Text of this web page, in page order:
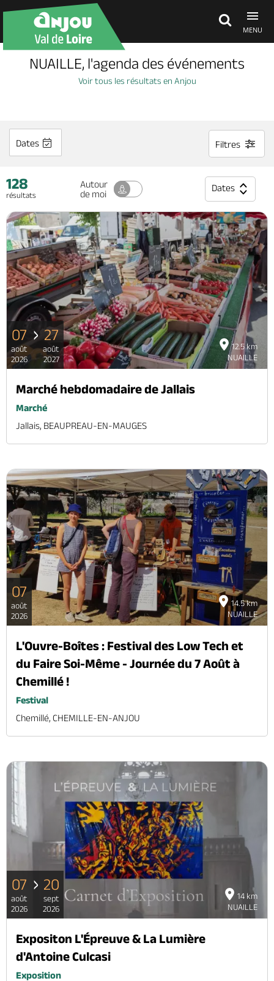
MENU
Découvrir
Agenda
Dormir, manger
Séjours, cadeaux
Billetterie en ligne
Brochures & Cartes Offices de tourisme Comment venir ? Ecrivez-nous
NUAILLE, l'agenda des événements
Voir tous les résultats en Anjou
Dates Filtres
128
résultats
Autour
de moi
Dates
12.5 km
NUAILLE
07
août
2026
27
août
2027
Marché hebdomadaire de Jallais
Marché
Jallais, BEAUPREAU-EN-MAUGES
14.5 km
NUAILLE
07
août
2026
L'Ouvre-Boîtes : Festival des Low Tech et
du Faire Soi-Même - Journée du 7 Août à
Chemillé !
Festival
Chemillé, CHEMILLE-EN-ANJOU
14 km
NUAILLE
07
août
2026
20
sept
2026
Expositon L'Épreuve & La Lumière
d'Antoine Culcasi
Exposition